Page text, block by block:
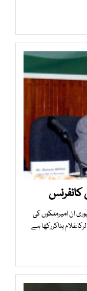
کانفرنس
ان امیرملکوں کی
بناکررکھا ہے